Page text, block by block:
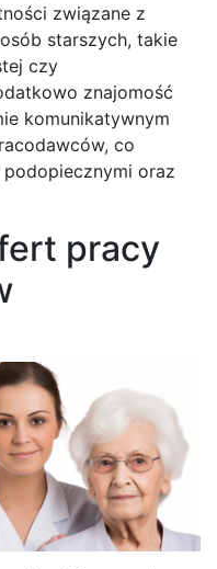
związane z
starszych, takie
czy
znajomość
komunikatywnym
co
oraz
pracy